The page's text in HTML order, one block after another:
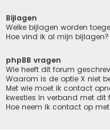
Bijlagen
Welke bijlagen worden
Hoe vind ik al mijn bijlagen?
phpBB vragen
Wie heeft dit forum
Waarom is de optie X niet
Met wie moet ik contact
kwesties in verband met dit
Hoe neem ik contact op met